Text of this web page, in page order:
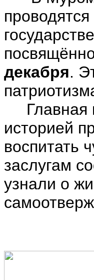
декабря.
Главная
историей
воспитать
заслугам
узнали о